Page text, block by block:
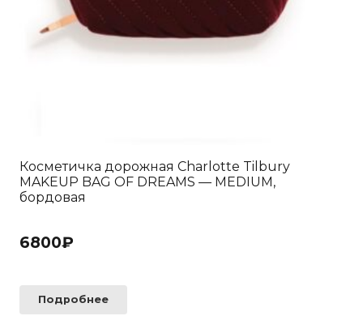
Косметичка дорожная Charlotte Tilbury
MAKEUP BAG OF DREAMS — MEDIUM,
бордовая
6800₽
Подробнее